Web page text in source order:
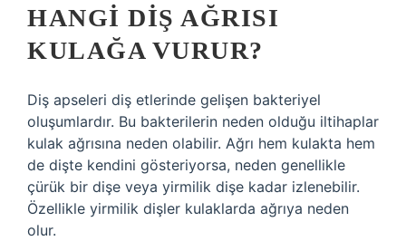
HANGI DIŞ AĞRISI
KULAĞA VURUR?
Diş apseleri diş etlerinde gelişen bakteriyel
oluşumlardır. Bu bakterilerin neden olduğu iltihaplar
kulak ağrısına neden olabilir. Ağrı hem kulakta hem
de dişte kendini gösteriyorsa, neden genellikle
çürük bir dişe veya yirmilik dişe kadar izlenebilir.
Özellikle yirmilik dişler kulaklarda ağrıya neden
olur.